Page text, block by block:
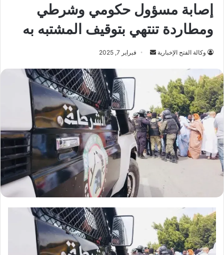
إصابة مسؤول حكومي وشرطي
ومطاردة تنتهي بتوقيف المشتبه به
وكالة الفتح الإخبارية
أرسل
إلكترونيا
فبراير 7, 2025